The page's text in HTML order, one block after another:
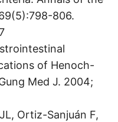
806.
of Henoch-
Med J. 2004;
Ortiz-Sanjuán F,